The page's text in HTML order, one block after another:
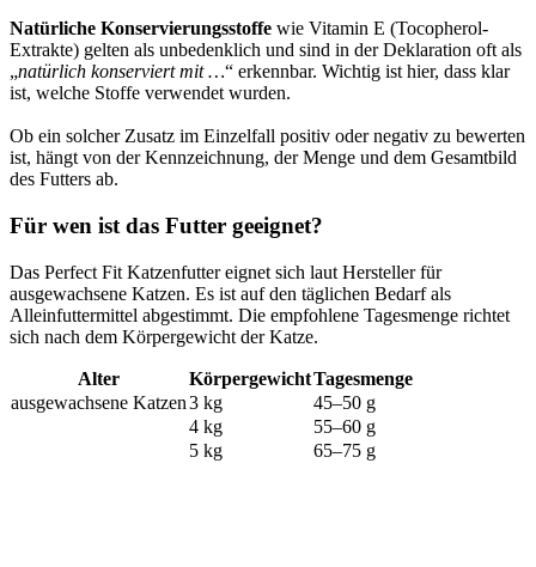
Natürliche Konservierungsstoffe wie Vitamin E (Tocopherol-
Extrakte) gelten als unbedenklich und sind in der Deklaration oft als
„natürlich konserviert mit …“ erkennbar. Wichtig ist hier, dass klar
ist, welche Stoffe verwendet wurden.
Ob ein solcher Zusatz im Einzelfall positiv oder negativ zu bewerten
ist, hängt von der Kennzeichnung, der Menge und dem Gesamtbild
des Futters ab.
Für wen ist das Futter geeignet?
Das Perfect Fit Katzenfutter eignet sich laut Hersteller für
ausgewachsene Katzen. Es ist auf den täglichen Bedarf als
Alleinfuttermittel abgestimmt. Die empfohlene Tagesmenge richtet
sich nach dem Körpergewicht der Katze.
Alter KörpergewichtTagesmenge
ausgewachsene Katzen3 kg
45–50 g
4 kg
55–60 g
5 kg
65–75 g